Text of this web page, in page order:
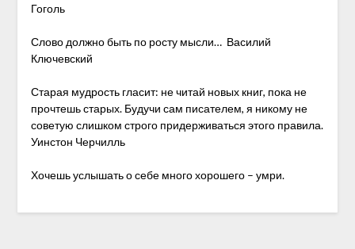
Гоголь
Слово должно быть по росту мысли… Василий
Ключевский
Старая мудрость гласит: не читай новых книг, пока не
прочтешь старых. Будучи сам писателем, я никому не
советую слишком строго придерживаться этого правила.
Уинстон Черчилль
Хочешь услышать о себе много хорошего – умри.